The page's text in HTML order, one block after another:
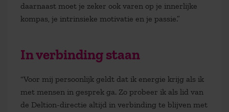
daarnaast moet je zeker ook varen op je innerlijke
kompas, je intrinsieke motivatie en je passie.”
In verbinding staan
“Voor mij persoonlijk geldt dat ik energie krijg als ik
met mensen in gesprek ga. Zo probeer ik als lid van
de Deltion-directie altijd in verbinding te blijven met